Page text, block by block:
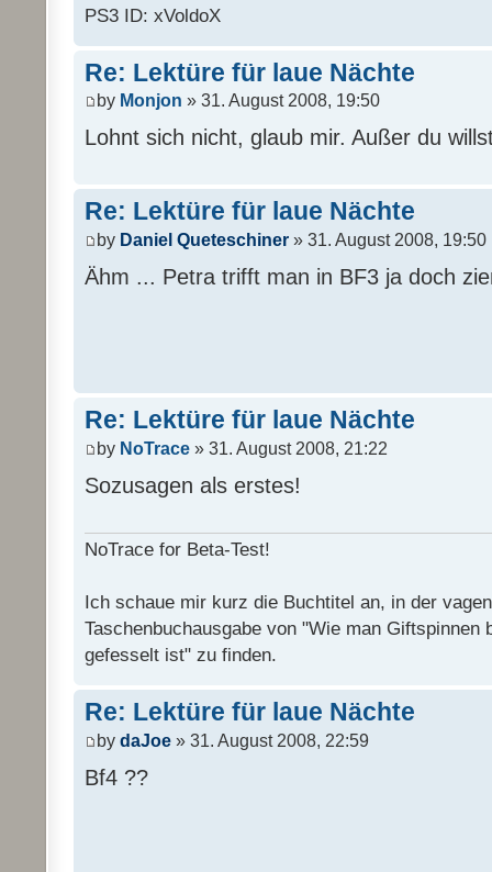
PS3 ID: xVoldoX
Re: Lektüre für laue Nächte
by Monjon » 31. August 2008, 19:50
Lohnt sich nicht, glaub mir. Außer du
Re: Lektüre für laue Nächte
by Daniel Queteschiner » 31. August 2008, 19:50
Ähm ... Petra trifft man in BF3 ja doch
Re: Lektüre für laue Nächte
by NoTrace » 31. August 2008, 21:22
Sozusagen als erstes!
NoTrace for Beta-Test!
Ich schaue mir kurz die Buchtitel an, in der
Taschenbuchausgabe von "Wie man Giftspinnen
gefesselt ist" zu finden.
Re: Lektüre für laue Nächte
by daJoe » 31. August 2008, 22:59
Bf4 ??